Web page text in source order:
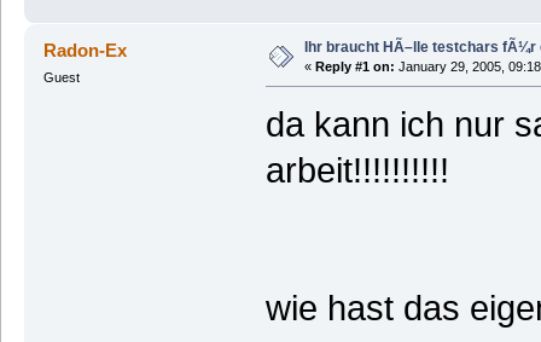
Radon-Ex
Guest
Ihr braucht HÃ–lle testchars fÃ¼r
« Reply #1 on: January 29, 2005,
da kann ich nur
arbeit!!!!!!!!!!
wie hast das